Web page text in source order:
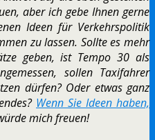
aber ich gebe Ihnen gerne
Ideen für Verkehrspolitik
zu lassen. Sollte es mehr
geben, ist Tempo 30 als
sollen Taxifahrer
dürfen? Oder etwas ganz
Wenn Sie Ideen haben,
mich freuen!